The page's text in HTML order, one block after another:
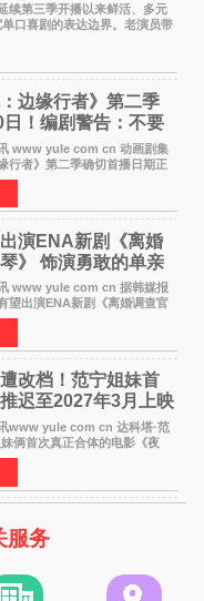
第三季开播以来鲜活、多元
口喜剧的表达边界。老演员带
：边缘行者》第二季
！编剧警告：不要
深
yule com cn 动画剧集
行者》第二季确切首播日期正
20日在Netflix全球上线。此
方账号曾短暂出现这一日期信
演ENA新剧《离婚
》 饰演勇敢的单亲
官
yule com cn 据韩媒报
望出演ENA新剧《离婚调查官
引发观众期待。 李宝英在
家事调查官洪末琴一角——即
遭改档！范宁姐妹首
迟至2027年3月上映
yule com cn 达科塔·范
俩首次真正合体的电影《夜
原定的2027年2月12日推迟至
上映，片方希望借此利用春假档
服务